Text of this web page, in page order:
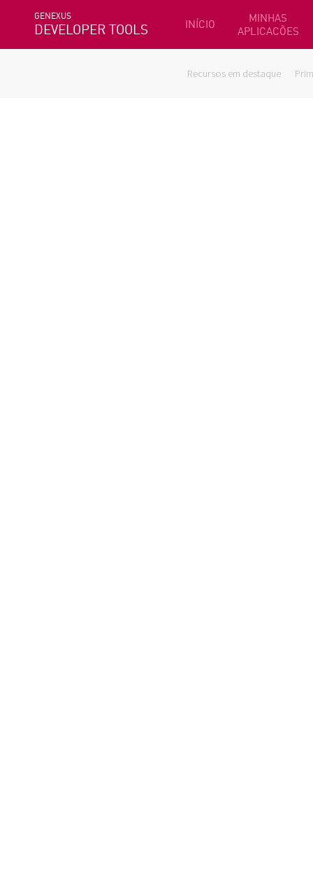
GENEXUS
DEVELOPER TOOLS INÍCIO
MINHAS
APLICACÕES
Recursos em destaque